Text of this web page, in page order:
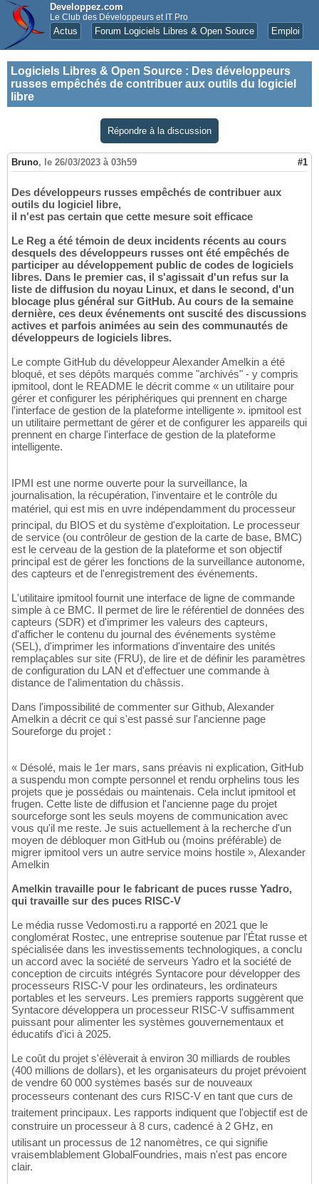
Developpez.com
Le Club des Développeurs et IT Pro
Actus Forum Logiciels Libres & Open Source Emploi
Logiciels Libres & Open Source : Des développeurs
russes empêchés de contribuer aux outils du logiciel
libre
Répondre à la discussion
Bruno, le 26/03/2023 à 03h59 #1
Des développeurs russes empêchés de contribuer aux
outils du logiciel libre,
il n'est pas certain que cette mesure soit efficace
Le Reg a été témoin de deux incidents récents au cours
desquels des développeurs russes ont été empêchés de
participer au développement public de codes de logiciels
libres. Dans le premier cas, il s'agissait d'un refus sur la
liste de diffusion du noyau Linux, et dans le second, d'un
blocage plus général sur GitHub. Au cours de la semaine
dernière, ces deux événements ont suscité des discussions
actives et parfois animées au sein des communautés de
développeurs de logiciels libres.
Le compte GitHub du développeur Alexander Amelkin a été
bloqué, et ses dépôts marqués comme "archivés" - y compris
ipmitool, dont le README le décrit comme « un utilitaire pour
gérer et configurer les périphériques qui prennent en charge
l'interface de gestion de la plateforme intelligente ». ipmitool est
un utilitaire permettant de gérer et de configurer les appareils qui
prennent en charge l'interface de gestion de la plateforme
intelligente.
IPMI est une norme ouverte pour la surveillance, la
journalisation, la récupération, l'inventaire et le contrôle du
matériel, qui est mis en uvre indépendamment du processeur
principal, du BIOS et du système d'exploitation. Le processeur
de service (ou contrôleur de gestion de la carte de base, BMC)
est le cerveau de la gestion de la plateforme et son objectif
principal est de gérer les fonctions de la surveillance autonome,
des capteurs et de l'enregistrement des événements.
L'utilitaire ipmitool fournit une interface de ligne de commande
simple à ce BMC. Il permet de lire le référentiel de données des
capteurs (SDR) et d'imprimer les valeurs des capteurs,
d'afficher le contenu du journal des événements système
(SEL), d'imprimer les informations d'inventaire des unités
remplaçables sur site (FRU), de lire et de définir les paramètres
de configuration du LAN et d'effectuer une commande à
distance de l'alimentation du châssis.
Dans l'impossibilité de commenter sur Github, Alexander
Amelkin a décrit ce qui s'est passé sur l'ancienne page
Soureforge du projet :
« Désolé, mais le 1er mars, sans préavis ni explication, GitHub
a suspendu mon compte personnel et rendu orphelins tous les
projets que je possédais ou maintenais. Cela inclut ipmitool et
frugen. Cette liste de diffusion et l'ancienne page du projet
sourceforge sont les seuls moyens de communication avec
vous qu'il me reste. Je suis actuellement à la recherche d'un
moyen de débloquer mon GitHub ou (moins préférable) de
migrer ipmitool vers un autre service moins hostile », Alexander
Amelkin
Amelkin travaille pour le fabricant de puces russe Yadro,
qui travaille sur des puces RISC-V
Le média russe Vedomosti.ru a rapporté en 2021 que le
conglomérat Rostec, une entreprise soutenue par l'État russe et
spécialisée dans les investissements technologiques, a conclu
un accord avec la société de serveurs Yadro et la société de
conception de circuits intégrés Syntacore pour développer des
processeurs RISC-V pour les ordinateurs, les ordinateurs
portables et les serveurs. Les premiers rapports suggèrent que
Syntacore développera un processeur RISC-V suffisamment
puissant pour alimenter les systèmes gouvernementaux et
éducatifs d'ici à 2025.
Le coût du projet s'élèverait à environ 30 milliards de roubles
(400 millions de dollars), et les organisateurs du projet prévoient
de vendre 60 000 systèmes basés sur de nouveaux
processeurs contenant des curs RISC-V en tant que curs de
traitement principaux. Les rapports indiquent que l'objectif est de
construire un processeur à 8 curs, cadencé à 2 GHz, en
utilisant un processus de 12 nanomètres, ce qui signifie
vraisemblablement GlobalFoundries, mais n'est pas encore
clair.